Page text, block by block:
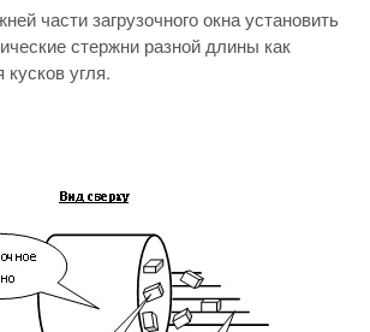
части загрузочного окна установить
стержни разной длины как
угля.